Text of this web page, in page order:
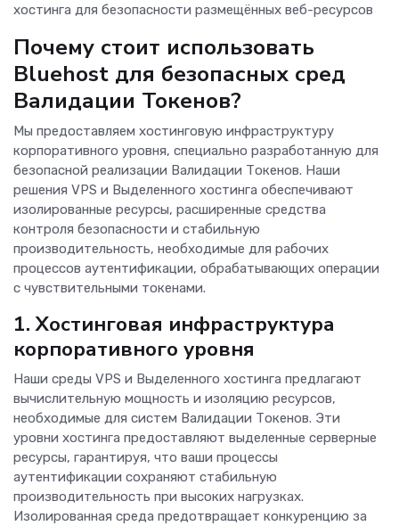
хостинга для безопасности размещённых веб-ресурсов
Почему стоит использовать
Bluehost для безопасных сред
Валидации Токенов?
Мы предоставляем хостинговую инфраструктуру
корпоративного уровня, специально разработанную для
безопасной реализации Валидации Токенов. Наши
решения VPS и Выделенного хостинга обеспечивают
изолированные ресурсы, расширенные средства
контроля безопасности и стабильную
производительность, необходимые для рабочих
процессов аутентификации, обрабатывающих операции
с чувствительными токенами.
1. Хостинговая инфраструктура
корпоративного уровня
Наши среды VPS и Выделенного хостинга предлагают
вычислительную мощность и изоляцию ресурсов,
необходимые для систем Валидации Токенов. Эти
уровни хостинга предоставляют выделенные серверные
ресурсы, гарантируя, что ваши процессы
аутентификации сохраняют стабильную
производительность при высоких нагрузках.
Изолированная среда предотвращает конкуренцию за